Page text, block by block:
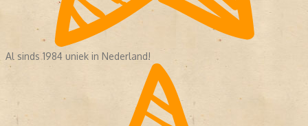
Al sinds 1984 uniek in Nederland!